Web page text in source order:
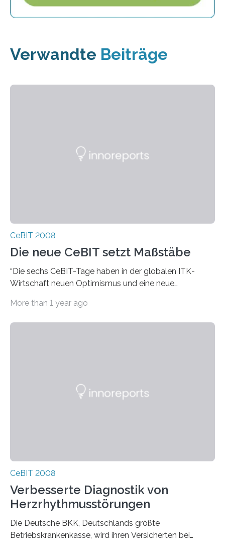
Verwandte Beiträge
CeBIT 2008
Die neue CeBIT setzt Maßstäbe
“Die sechs CeBIT-Tage haben in der globalen ITK-
Wirtschaft neuen Optimismus und eine neue
der CeBIT 2008…
More than 1 year ago
CeBIT 2008
Verbesserte Diagnostik von
Herzrhythmusstörungen
Die Deutsche BKK, Deutschlands größte
Betriebskrankenkasse, wird ihren Versicherten bei